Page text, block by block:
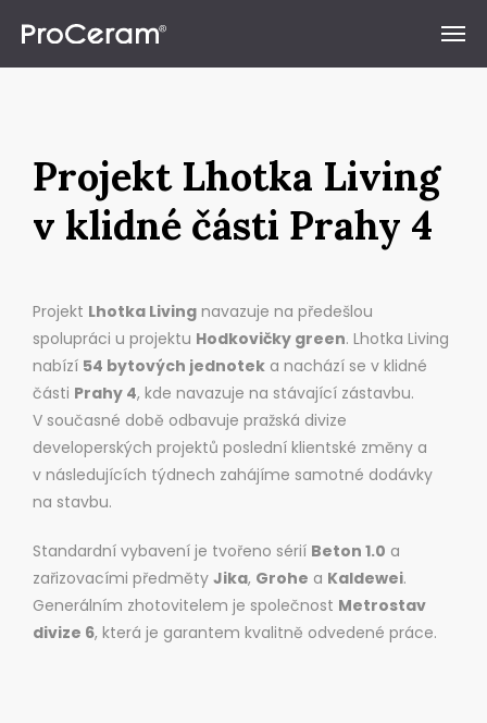
Projekt Lhotka Living
v klidné části Prahy 4
Projekt Lhotka Living navazuje na předešlou
spolupráci u projektu Hodkovičky green. Lhotka Living
nabízí 54 bytových jednotek a nachází se v klidné
části Prahy 4, kde navazuje na stávající zástavbu.
V současné době odbavuje pražská divize
developerských projektů poslední klientské změny a
v následujících týdnech zahájíme samotné dodávky
na stavbu.
Standardní vybavení je tvořeno sérií Beton 1.0 a
zařizovacími předměty Jika, Grohe a Kaldewei.
Generálním zhotovitelem je společnost Metrostav
divize 6, která je garantem kvalitně odvedené práce.